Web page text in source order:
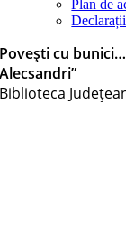
Plan de
Povești cu
Alecsandri”
Biblioteca